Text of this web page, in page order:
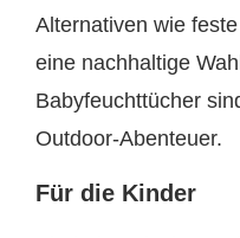
Alternativen wie
eine nachhaltige
Babyfeuchttücher
Outdoor-Abenteuer.
Für die Kinder